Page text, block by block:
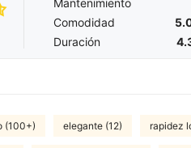
Mantenimiento
Comodidad
Duración
(100+) elegante (12) rapidez